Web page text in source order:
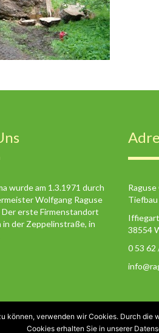
wurde am 1.3.1971 durch
Wolfgang Raguse
erste Firmenstandort
in der Zeppelinstraße, in
Tiefbau
38554
0 53 62
verwenden wir Cookies. Durch
Cookies erhalten Sie in unserer